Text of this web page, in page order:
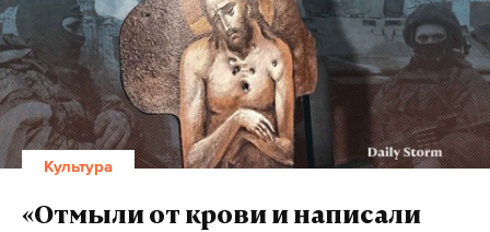
Культура
«Отмыли от крови и написали